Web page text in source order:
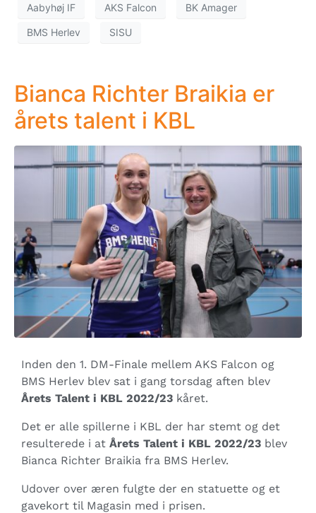
Aabyhøj IF AKS Falcon BK Amager
BMS Herlev SISU
Bianca Richter Braikia er
årets talent i KBL
Inden den 1. DM-Finale mellem AKS Falcon og
BMS Herlev blev sat i gang torsdag aften blev
Årets Talent i KBL 2022/23 kåret.
Det er alle spillerne i KBL der har stemt og det
resulterede i at Årets Talent i KBL 2022/23 blev
Bianca Richter Braikia fra BMS Herlev.
Udover over æren fulgte der en statuette og et
gavekort til Magasin med i prisen.